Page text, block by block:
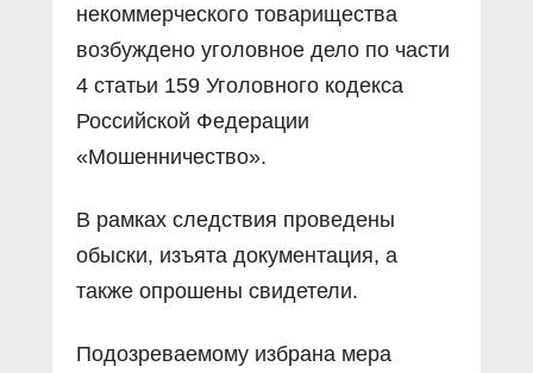
некоммерческого товарищества
возбуждено уголовное дело по части
4 статьи 159 Уголовного кодекса
Российской Федерации
«Мошенничество».
В рамках следствия проведены
обыски, изъята документация, а
также опрошены свидетели.
Подозреваемому избрана мера